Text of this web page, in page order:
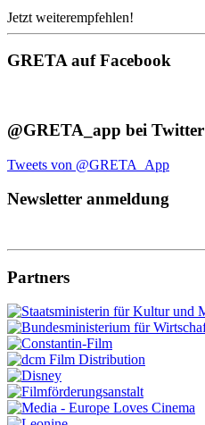
Jetzt weiterempfehlen!
GRETA auf Facebook
@GRETA_app bei Twitter
Tweets von @GRETA_App
Newsletter anmeldung
Partners